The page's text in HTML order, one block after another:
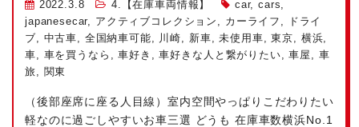
2022.3.8 4.【在庫車両情報】 car,cars
japanesecar
アクティブコレクション カーライフ
ドライ
ブ
中古車 全国納車可能 川崎 新車 ,未使用車 ,東京 横浜
車
車を買うなら ,車好き ,車好きな人と繋がりたい ,車屋
車
旅
関東
（後部座席に座る人目線）室内空間やっぱりこだわりたい
軽なのに過ごしやすいお車三選 どうも 在庫車数横浜No.1